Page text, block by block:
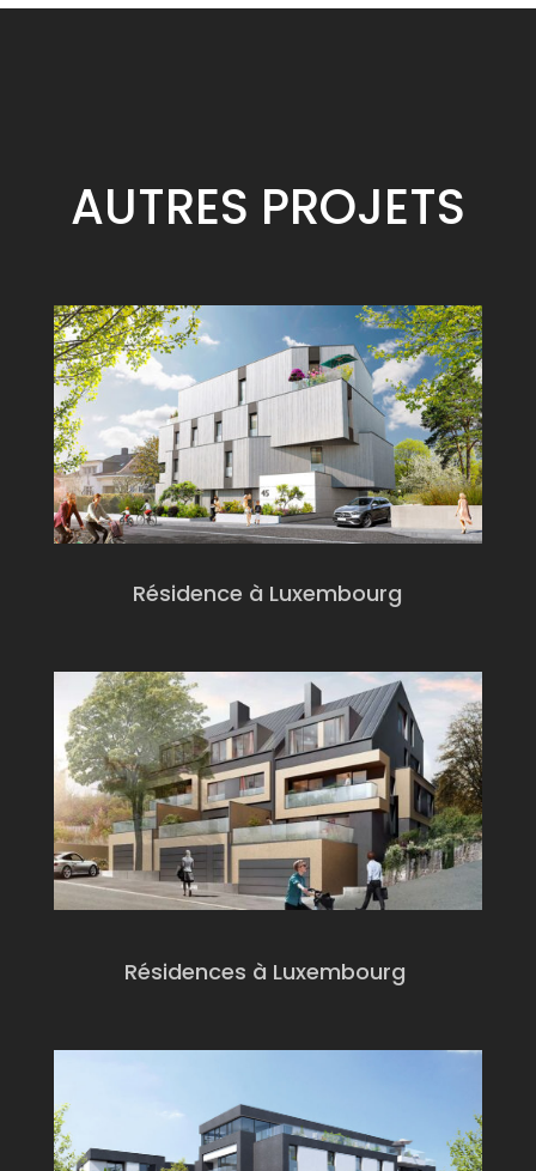
AUTRES PROJETS
Résidence à Luxembourg
Résidences à Luxembourg